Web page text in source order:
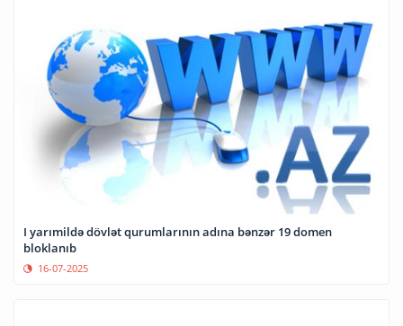
I yarımildə dövlət qurumlarının adına bənzər 19 domen
bloklanıb
16-07-2025